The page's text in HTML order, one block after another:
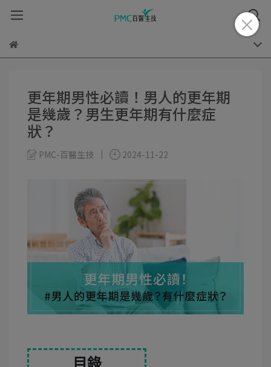
更年期男性必讀！男人的更年期
是幾歲？男生更年期有什麼症
狀？
PMC-百醫生技 2024-11-22